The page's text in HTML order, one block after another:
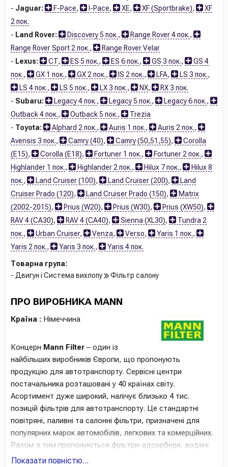
- Jaguar: F-Pace, I-Pace, XE, XF (Sportbrake),
XF
2 пок.
- Land Rover: Discovery 5 пок., Range Rover 4 пок.,
Range Rover Sport 2 пок.,
Range Rover Velar
- Lexus: CT, ES 5 пок., ES 6 пок., GS 3 пок.,
GS 4
пок., GX 1 пок., GX 2 пок., IS 2 пок., LFA, LS 3 пок.,
LS 4 пок., LS 5 пок., LX 3 пок., NX,
RX 3 пок.
- Subaru: Legacy 4 пок., Legacy 5 пок., Legacy 6 пок.,
Outback 4 пок., Outback 5 пок.,
Trezia
- Toyota: Alphard 2 пок., Auris 1 пок., Auris 2 пок.,
Avensis 3 пок., Camry (40), Camry (50,51,55),
Corolla
(E15), Corolla (E18), Fortuner 1 пок., Fortuner 2 пок.,
Highlander 1 пок., Highlander 2 пок., Hilux 7 пок.,
Hilux 8
пок., Land Cruiser (100), Land Cruiser (200),
Land
Cruiser Prado (120), Land Cruiser Prado (150),
Matrix
(2002-2015), Prius (W20), Prius (W30), Prius (XW50),
RAV 4 (CA30), RAV 4 (CA40), Sienna (XL30),
Tundra 2
пок., Urban Cruiser, Venza, Verso, Yaris 1 пок.,
Yaris 2 пок., Yaris 3 пок., Yaris 4 пок.
Товарна група:
- Двигун і Система вихлопу
Фільтр салону
ПРО ВИРОБНИКА MANN
Країна : Німеччина
Концерн Mann Filter – один із
найбільших виробників Європи, що пропонують
продукцію для автотранспорту. Сервісні центри
постачальника розташовані у 40 країнах світу.
Асортимент дуже широкий, налічує близько 4 тис.
позицій фільтрів для автотранспорту. Це стандартні
повітряні, паливні та салонні фільтри, призначені для
популярних марок автомобілів, легкових та комерційних.
Разом з тим пропонуються фільтри-адсорбери, водяні
фільтри, фільтри для трансмісійної олії, що дозволяють
Показати повністю...